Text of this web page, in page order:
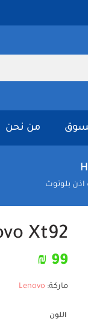
من نحن
بلوتوث
Xt92
99
₪
ماركة: Lenovo
اللون